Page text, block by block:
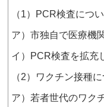
（1）PCR検査につ
ア）市独自で医療機
イ）PCR検査を拡充
（2）ワクチン接種
ア）若者世代のワク